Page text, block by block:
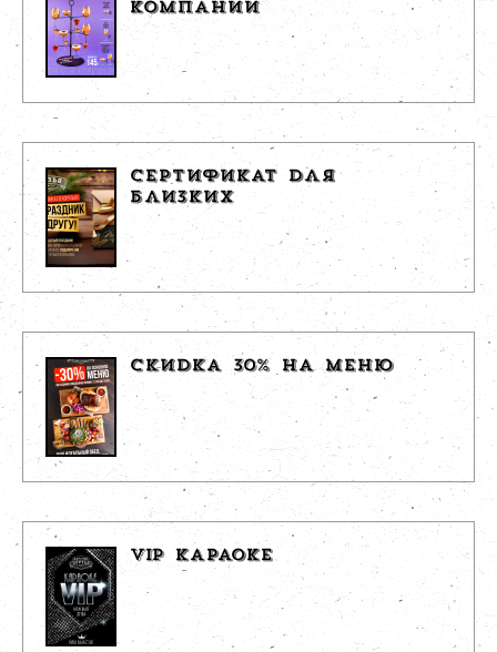
КОМПАНИИ
СЕРТИФИКАТ ДЛЯ
БЛИЗКИХ
СКИДКА 30% НА МЕНЮ
VIP КАРАОКЕ